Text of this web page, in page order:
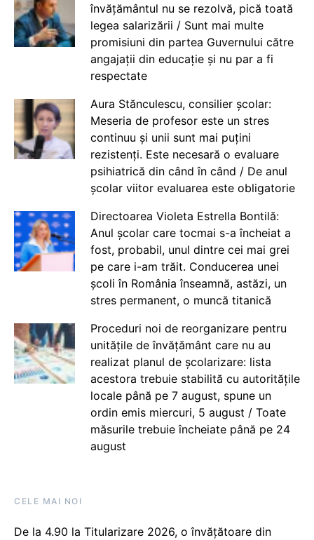
învățământul nu se rezolvă, pică toată
legea salarizării / Sunt mai multe
promisiuni din partea Guvernului către
angajații din educație și nu par a fi
respectate
Aura Stănculescu, consilier școlar:
Meseria de profesor este un stres
continuu și unii sunt mai puțini
rezistenți. Este necesară o evaluare
psihiatrică din când în când / De anul
școlar viitor evaluarea este obligatorie
Directoarea Violeta Estrella Bontilă:
Anul școlar care tocmai s-a încheiat a
fost, probabil, unul dintre cei mai grei
pe care i-am trăit. Conducerea unei
școli în România înseamnă, astăzi, un
stres permanent, o muncă titanică
Proceduri noi de reorganizare pentru
unitățile de învățământ care nu au
realizat planul de școlarizare: lista
acestora trebuie stabilită cu autoritățile
locale până pe 7 august, spune un
ordin emis miercuri, 5 august / Toate
măsurile trebuie încheiate până pe 24
august
CELE MAI NOI
De la 4.90 la Titularizare 2026, o învățătoare din